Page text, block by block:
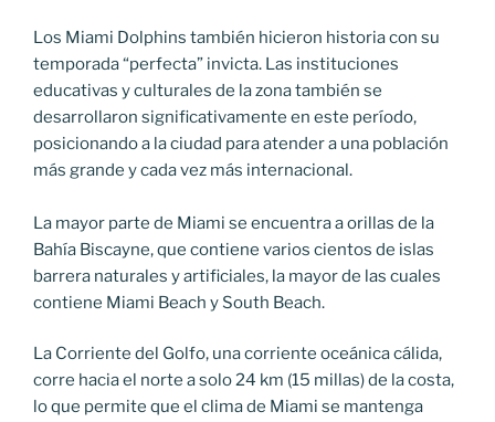
Los Miami Dolphins también hicieron historia con su
temporada “perfecta” invicta. Las instituciones
educativas y culturales de la zona también se
desarrollaron significativamente en este período,
posicionando a la ciudad para atender a una población
más grande y cada vez más internacional.
La mayor parte de Miami se encuentra a orillas de la
Bahía Biscayne, que contiene varios cientos de islas
barrera naturales y artificiales, la mayor de las cuales
contiene Miami Beach y South Beach.
La Corriente del Golfo, una corriente oceánica cálida,
corre hacia el norte a solo 24 km (15 millas) de la costa,
lo que permite que el clima de Miami se mantenga